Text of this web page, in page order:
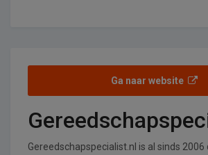
Ga naar website
Gereedschapspecialist.nl is al sinds 2006